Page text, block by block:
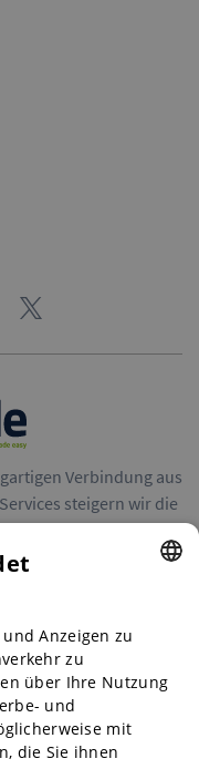
Verbindung aus
steigern wir die
in Europa.
ENGLISH
GERMAN
SPANISH
FRENCH
Anzeigen zu
zu
über Ihre Nutzung
und
mit
die Sie ihnen